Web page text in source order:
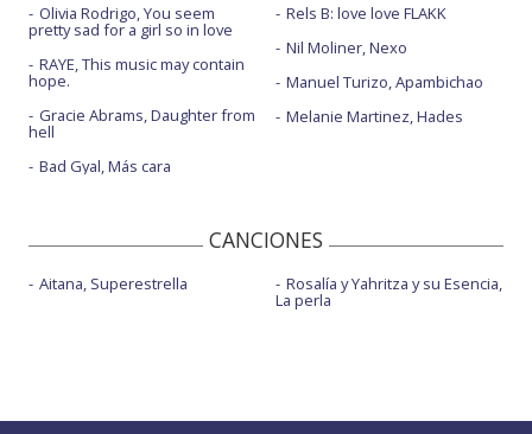
Olivia Rodrigo, You seem
pretty sad for a girl so in love
RAYE, This music may contain
hope.
Gracie Abrams, Daughter from
hell
Bad Gyal, Más cara
Rels B: love love FLAKK
Nil Moliner, Nexo
Manuel Turizo, Apambichao
Melanie Martinez, Hades
CANCIONES
Aitana, Superestrella Rosalía y Yahritza y su Esencia,
La perla